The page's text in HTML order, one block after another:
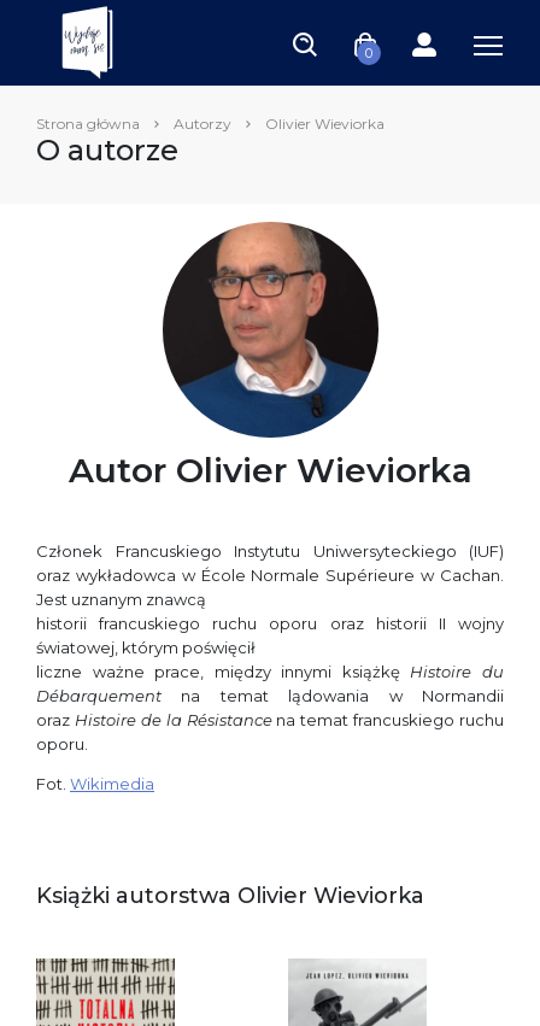
0
Strona główna Autorzy Olivier Wieviorka
O autorze
Autor Olivier Wieviorka
Członek Francuskiego Instytutu Uniwersyteckiego (IUF)
oraz wykładowca w École Normale Supérieure w Cachan.
Jest uznanym znawcą
historii francuskiego ruchu oporu oraz historii II wojny
światowej, którym poświęcił
liczne ważne prace, między innymi książkę Histoire du
Débarquement na temat lądowania w Normandii
oraz Histoire de la Résistancena temat francuskiego ruchu
oporu.
Fot. Wikimedia
Książki autorstwa Olivier Wieviorka